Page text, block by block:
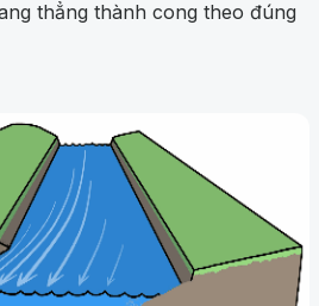
thẳng thành cong theo đúng